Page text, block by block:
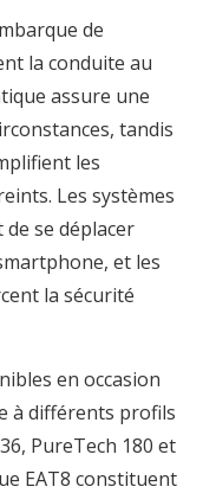
de
la conduite au
assure une
tandis
les
Les systèmes
se déplacer
et les
la sécurité
en occasion
à différents profils
PureTech 180 et
EAT8 constituent